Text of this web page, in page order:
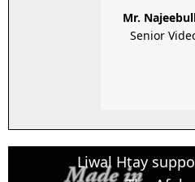
Mr.
Senior
Liwal Htay